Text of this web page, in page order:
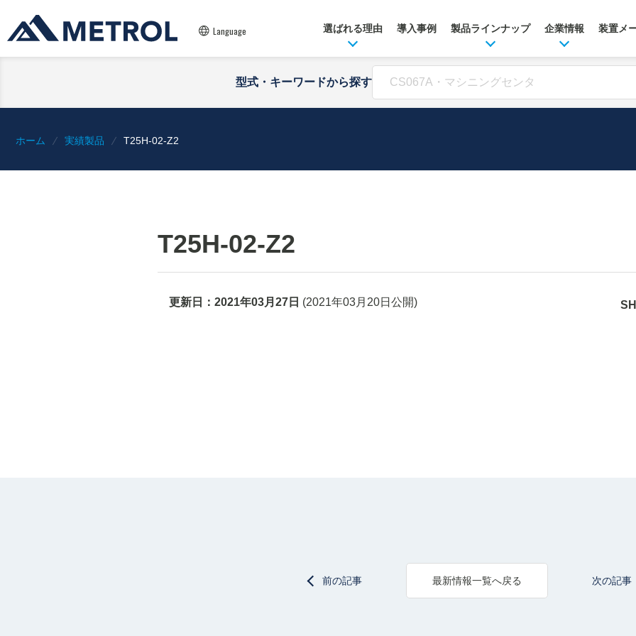
Language 選ばれる理由 導入事例 製品ラインナップ 企業情報 装置メ
型式・キーワードから探す
ホーム 実績製品 T25H-02-Z2
T25H-02-Z2
更新日： 2021年03月27日 (2021年03月20日 公開)
前の記事 最新情報一覧へ戻る 次の記事